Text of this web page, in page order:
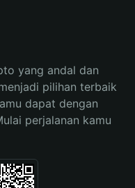
yang andal dan
pilihan terbaik
dapat dengan
perjalanan kamu